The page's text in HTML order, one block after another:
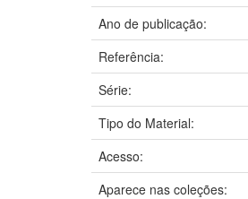
Ano de publicação:
Referência:
Série:
Tipo do Material:
Acesso:
Aparece nas coleções: